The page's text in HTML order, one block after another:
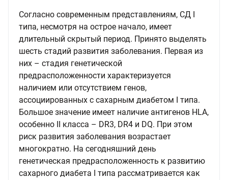
Согласно современным представлениям, СД I
типа, несмотря на острое начало, имеет
длительный скрытый период. Принято выделять
шесть стадий развития заболевания. Первая из
них – стадия генетической
предрасположенности характеризуется
наличием или отсутствием генов,
ассоциированных с сахарным диабетом I типа.
Большое значение имеет наличие антигенов HLA,
особенно II класса – DR3, DR4 и DQ. При этом
риск развития заболевания возрастает
многократно. На сегодняшний день
генетическая предрасположенность к развитию
сахарного диабета I типа рассматривается как